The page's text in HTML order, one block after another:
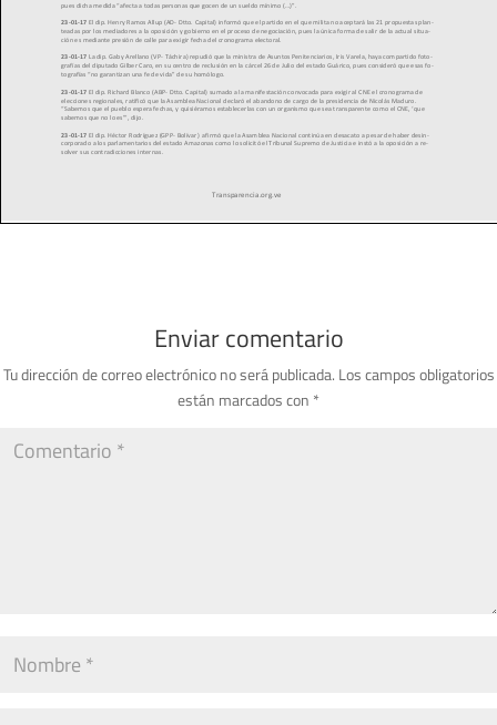
Enviar comentario
Tu dirección de correo electrónico no será publicada. Los campos obligatorios
están marcados con *